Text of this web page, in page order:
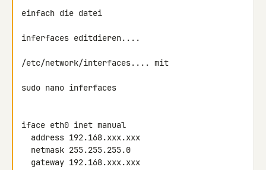
einfach die datei
inferfaces editdieren....
/etc/network/interfaces.... mit
sudo nano inferfaces
iface eth0 inet manual